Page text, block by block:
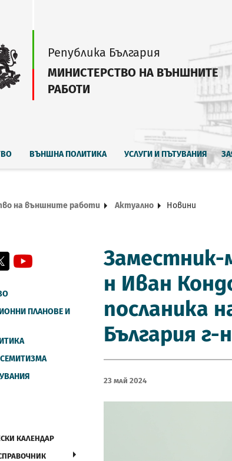
Република България
МИНИСТЕРСТВО НА ВЪНШНИТЕ
РАБОТИ
ВЪНШНА ПОЛИТИКА УСЛУГИ И ПЪТУВАНИЯ
на външните работи Актуално Новини
X
ПЛАНОВЕ И
КАЛЕНДАР
н Иван
посланика
България г-
23 Май 2024